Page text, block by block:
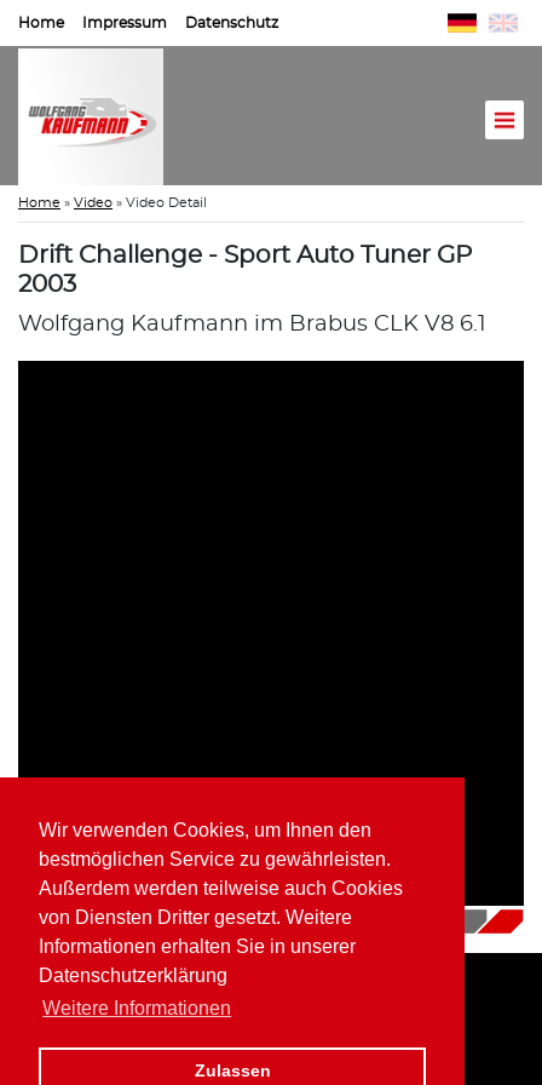
Wir verwenden Cookies, um Ihnen den
bestmöglichen Service zu gewährleisten.
Außerdem werden teilweise auch Cookies
von Diensten Dritter gesetzt. Weitere
Informationen erhalten Sie in unserer
Datenschutzerklärung
Weitere Informationen
Zulassen
Home Impressum Datenschutz
Home » Video » Video Detail
Drift Challenge - Sport Auto Tuner GP
2003
Wolfgang Kaufmann im Brabus CLK V8 6.1
12.07.2018
Home Impressum